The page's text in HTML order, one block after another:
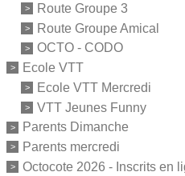
Route Groupe 3
Route Groupe Amical
OCTO - CODO
Ecole VTT
Ecole VTT Mercredi
VTT Jeunes Funny
Parents Dimanche
Parents mercredi
Octocote 2026 - Inscrits en